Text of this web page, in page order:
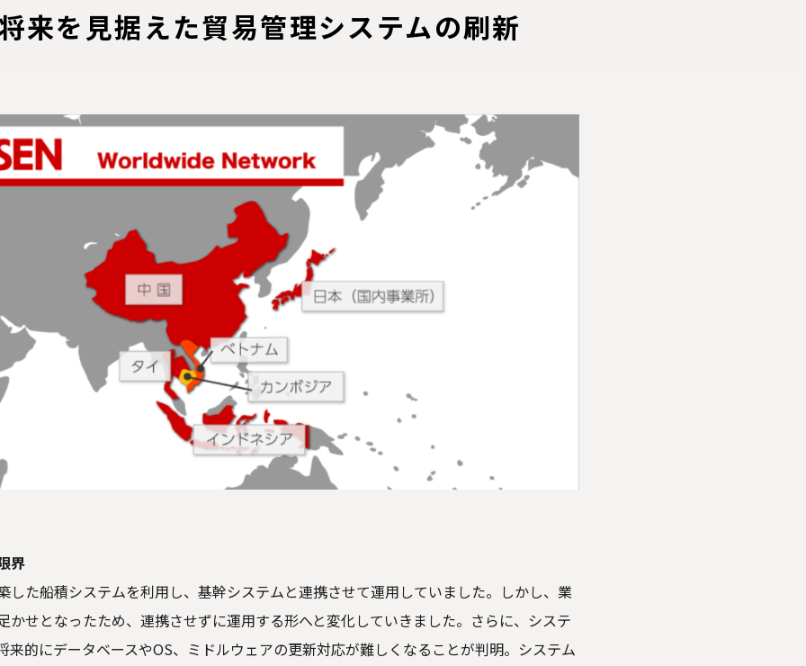
来を見据えた貿易管理システムの刷新
界
した船積システムを利用し、基幹システムと連携させて運用していました。しかし、業
かせとなったため、連携させずに運用する形へと変化していきました。さらに、システ
来的にデータベースやOS、ミドルウェアの更新対応が難しくなることが判明。システム